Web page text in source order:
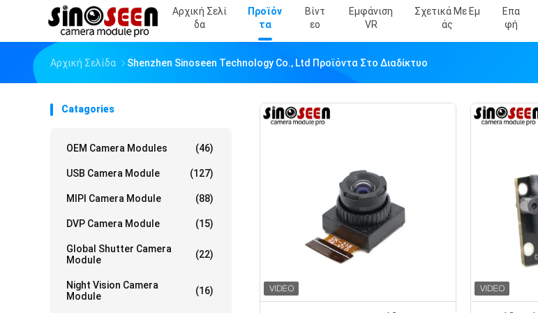
Αρχική Σελί
Δα
Προϊόν
Τα
Βίντ
Εο
Εμφάνιση
VR
Σχετικά Με Εμ
Άς
Επα
Φή
Αρχική Σελίδα Shenzhen Sinoseen Technology Co., Ltd Προϊόντα Στο Διαδίκτυο
Catagories
OEM Camera Modules (46)
USB Camera Module (127)
MIPI Camera Module (88)
DVP Camera Module (15)
Global Shutter Camera
Module
(22)
Night Vision Camera
Module
(16)